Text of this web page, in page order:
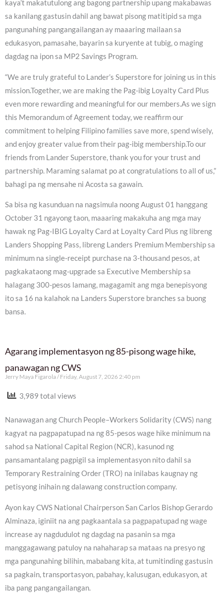
kaya’t makatutulong ang bagong partnership upang makabawas
sa kanilang gastusin dahil ang bawat pisong matitipid sa mga
pangunahing pangangailangan ay maaaring mailaan sa
edukasyon, pamasahe, bayarin sa kuryente at tubig, o maging
dagdag na ipon sa MP2 Savings Program.
“We are truly grateful to Lander’s Superstore for joining us in this
mission.Together, we are making the Pag-ibig Loyalty Card Plus
even more rewarding and meaningful for our members.As we sign
this Memorandum of Agreement today, we reaffirm our
commitment to helping Filipino families save more, spend wisely,
and enjoy greater value from their pag-ibig membership.To our
friends from Lander Superstore, thank you for your trust and
partnership. Maraming salamat po at congratulations to all of us,”
bahagi pa ng mensahe ni Acosta sa gawain.
Sa bisa ng kasunduan na nagsimula noong August 01 hanggang
October 31 ngayong taon, maaaring makakuha ang mga may
hawak ng Pag-IBIG Loyalty Card at Loyalty Card Plus ng libreng
Landers Shopping Pass, libreng Landers Premium Membership sa
minimum na single-receipt purchase na 3-thousand pesos, at
pagkakataong mag-upgrade sa Executive Membership sa
halagang 300-pesos lamang, magagamit ang mga benepisyong
ito sa 16 na kalahok na Landers Superstore branches sa buong
bansa.
Agarang implementasyon ng 85-pisong wage hike,
panawagan ng CWS
Jerry Maya Figarola Friday, August 7, 2026 2:40 pm
3,989 total views
Nanawagan ang Church People–Workers Solidarity (CWS) nang
kagyat na pagpapatupad na ng 85-pesos wage hike minimum na
sahod sa National Capital Region (NCR), kasunod ng
pansamantalang pagpigil sa implementasyon nito dahil sa
Temporary Restraining Order (TRO) na inilabas kaugnay ng
petisyong inihain ng dalawang construction company.
Ayon kay CWS National Chairperson San Carlos Bishop Gerardo
Alminaza, iginiit na ang pagkaantala sa pagpapatupad ng wage
increase ay nagdudulot ng dagdag na pasanin sa mga
manggagawang patuloy na nahaharap sa mataas na presyo ng
mga pangunahing bilihin, mababang kita, at tumitinding gastusin
sa pagkain, transportasyon, pabahay, kalusugan, edukasyon, at
iba pang pangangailangan.